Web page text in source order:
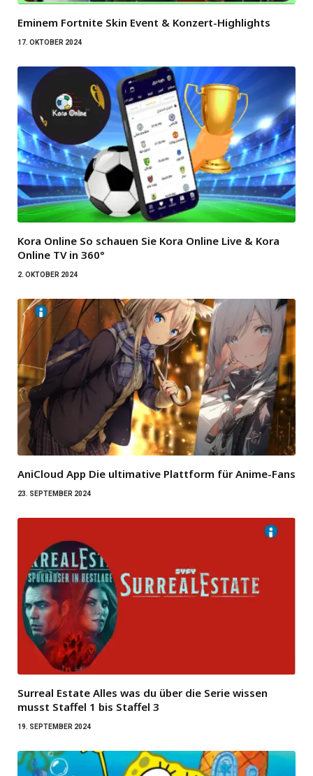
Eminem Fortnite Skin Event & Konzert-Highlights
17. OKTOBER 2024
Kora Online So schauen Sie Kora Online Live & Kora
Online TV in 360°
2. OKTOBER 2024
AniCloud App Die ultimative Plattform für Anime-Fans
23. SEPTEMBER 2024
Surreal Estate Alles was du über die Serie wissen
musst Staffel 1 bis Staffel 3
19. SEPTEMBER 2024